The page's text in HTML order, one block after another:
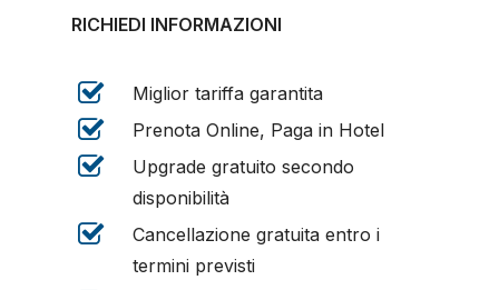
RICHIEDI INFORMAZIONI
Miglior tariffa garantita
Prenota Online, Paga in Hotel
Upgrade gratuito secondo
disponibilità
Cancellazione gratuita entro i
termini previsti